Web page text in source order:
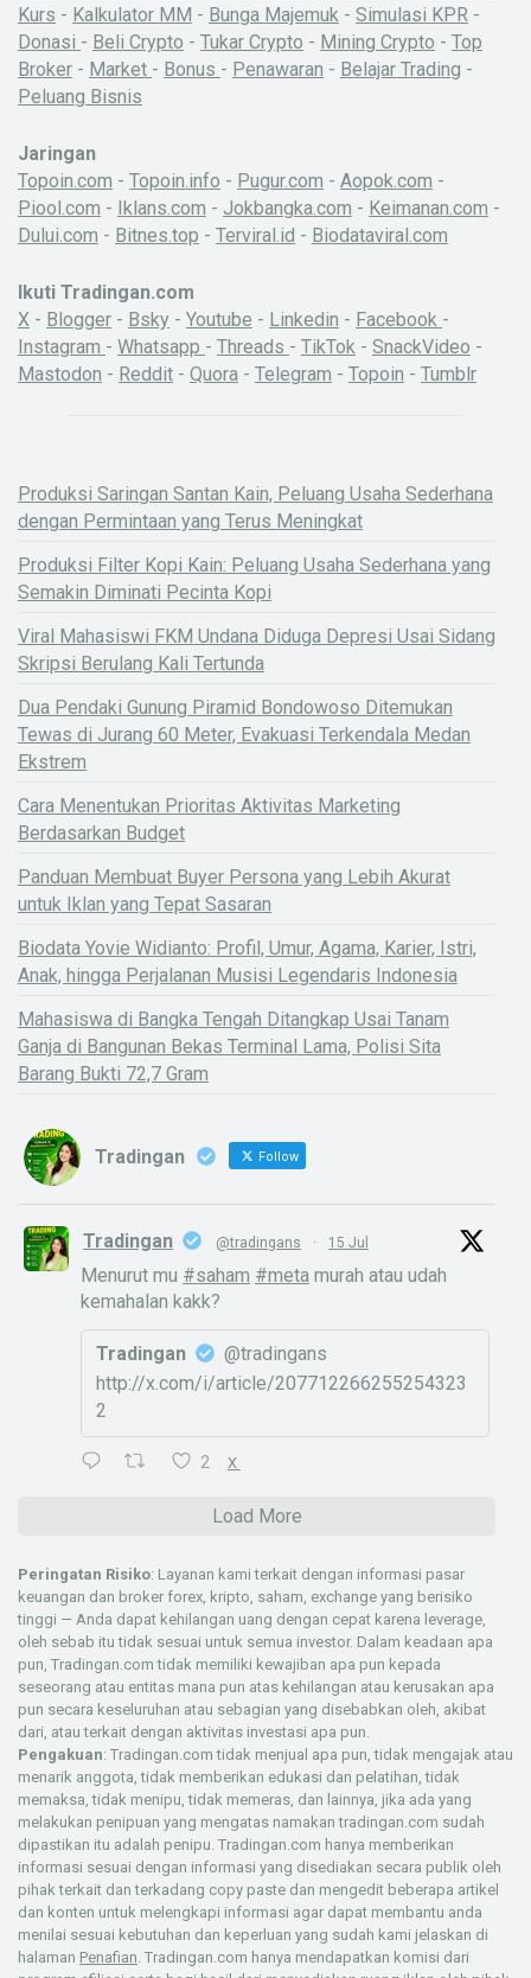
Kurs - Kalkulator MM - Bunga Majemuk - Simulasi KPR -
Donasi - Beli Crypto - Tukar Crypto - Mining Crypto - Top
Broker - Market - Bonus - Penawaran - Belajar Trading -
Peluang Bisnis
Jaringan
Topoin.com - Topoin.info - Pugur.com - Aopok.com -
Piool.com - Iklans.com - Jokbangka.com - Keimanan.com -
Dului.com - Bitnes.top - Terviral.id - Biodataviral.com
Ikuti Tradingan.com
X - Blogger - Bsky - Youtube - Linkedin - Facebook -
Instagram - Whatsapp - Threads - TikTok - SnackVideo -
Mastodon - Reddit - Quora - Telegram - Topoin - Tumblr
Produksi Saringan Santan Kain, Peluang Usaha Sederhana
dengan Permintaan yang Terus Meningkat
Produksi Filter Kopi Kain: Peluang Usaha Sederhana yang
Semakin Diminati Pecinta Kopi
Viral Mahasiswi FKM Undana Diduga Depresi Usai Sidang
Skripsi Berulang Kali Tertunda
Dua Pendaki Gunung Piramid Bondowoso Ditemukan
Tewas di Jurang 60 Meter, Evakuasi Terkendala Medan
Ekstrem
Cara Menentukan Prioritas Aktivitas Marketing
Berdasarkan Budget
Panduan Membuat Buyer Persona yang Lebih Akurat
untuk Iklan yang Tepat Sasaran
Biodata Yovie Widianto: Profil, Umur, Agama, Karier, Istri,
Anak, hingga Perjalanan Musisi Legendaris Indonesia
Mahasiswa di Bangka Tengah Ditangkap Usai Tanam
Ganja di Bangunan Bekas Terminal Lama, Polisi Sita
Barang Bukti 72,7 Gram
Tradingan Follow
Tradingan @tradingans · 15 Jul
Menurut mu #saham #meta murah atau udah
kemahalan kakk?
Tradingan
@tradingans
http://x.com/i/article/207712266255254323
2
2 X
Load More
Peringatan Risiko: Layanan kami terkait dengan informasi pasar
keuangan dan broker forex, kripto, saham, exchange yang berisiko
tinggi — Anda dapat kehilangan uang dengan cepat karena leverage,
oleh sebab itu tidak sesuai untuk semua investor. Dalam keadaan apa
pun, Tradingan.com tidak memiliki kewajiban apa pun kepada
seseorang atau entitas mana pun atas kehilangan atau kerusakan apa
pun secara keseluruhan atau sebagian yang disebabkan oleh, akibat
dari, atau terkait dengan aktivitas investasi apa pun.
Pengakuan: Tradingan.com tidak menjual apa pun, tidak mengajak atau
menarik anggota, tidak memberikan edukasi dan pelatihan, tidak
memaksa, tidak menipu, tidak memeras, dan lainnya, jika ada yang
melakukan penipuan yang mengatas namakan tradingan.com sudah
dipastikan itu adalah penipu. Tradingan.com hanya memberikan
informasi sesuai dengan informasi yang disediakan secara publik oleh
pihak terkait dan terkadang copy paste dan mengedit beberapa artikel
dan konten untuk melengkapi informasi agar dapat membantu anda
menilai sesuai kebutuhan dan keperluan yang sudah kami jelaskan di
halaman Penafian. Tradingan.com hanya mendapatkan komisi dari